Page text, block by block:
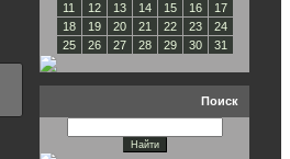
11
12 13 14 15 16
17
18
19 20 21 22 23
24
25
26 27 28 29 30 31
Поиск